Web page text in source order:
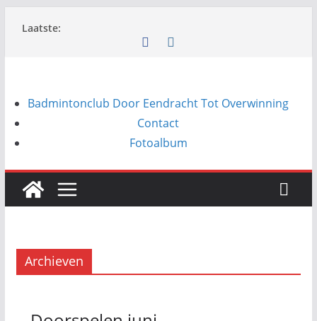
naar
Laatste:
Badmintonclub Door Eendracht Tot Overwinning
Contact
Fotoalbum
Archieven